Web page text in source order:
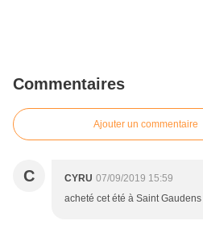
Commentaires
Ajouter un commentaire
C CYRU 07/09/2019 15:59
acheté cet été à Saint